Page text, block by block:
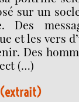
sur un
Des
et les vers
Des
(…)
(extrait)